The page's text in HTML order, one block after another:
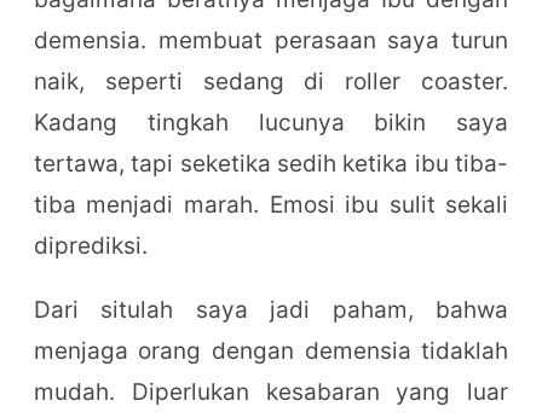
demensia. membuat perasaan saya turun
naik, seperti sedang di roller coaster.
Kadang tingkah lucunya bikin saya
tertawa, tapi seketika sedih ketika ibu tiba-
tiba menjadi marah. Emosi ibu sulit sekali
diprediksi.
Dari situlah saya jadi paham, bahwa
menjaga orang dengan demensia tidaklah
mudah. Diperlukan kesabaran yang luar